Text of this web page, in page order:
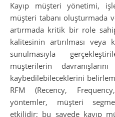
Kayıp müşteri yönetimi,
müşteri tabanı oluşturmada
artırmada kritik bir role
kalitesinin artırılması
sunulmasıyla
müşterilerin
kaybedilebileceklerini
RFM (Recency,
yöntemler, müşteri
etkilidir; bu sayede kayıp